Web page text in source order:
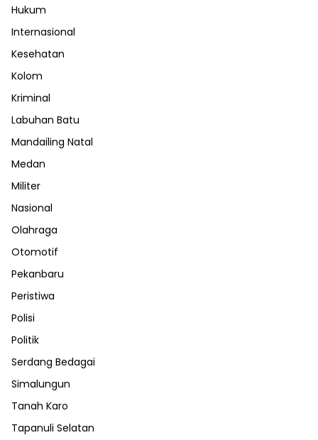
Hukum
Internasional
Kesehatan
Kolom
Kriminal
Labuhan Batu
Mandailing Natal
Medan
Militer
Nasional
Olahraga
Otomotif
Pekanbaru
Peristiwa
Polisi
Politik
Serdang Bedagai
Simalungun
Tanah Karo
Tapanuli Selatan